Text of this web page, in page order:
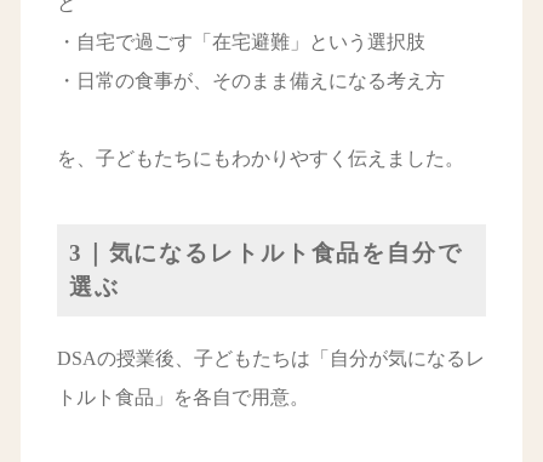
・自宅で過ごす「在宅避難」という選択肢
・日常の食事が、そのまま備えになる考え方
を、子どもたちにもわかりやすく伝えました。
3｜気になるレトルト食品を自分で
選ぶ
DSAの授業後、子どもたちは「自分が気になるレ
トルト食品」を各自で用意。